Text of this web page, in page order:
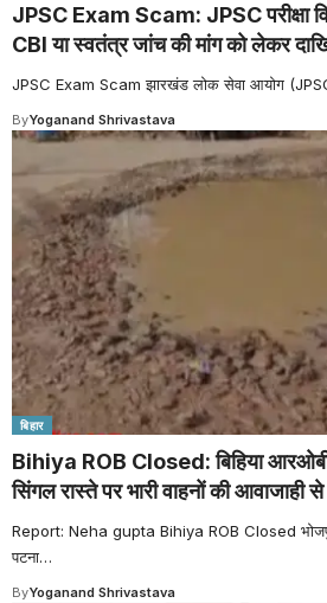
JPSC Exam Scam: JPSC परीक्षा
CBI या स्वतंत्र जांच की मांग को लेकर
JPSC Exam Scam झारखंड लोक सेवा आयोग
ByYoganand Shrivastava
बिहार
Bihiya ROB Closed: बिहिया आरओबी
सिंगल रास्ते पर भारी वाहनों की आवाजाही से
Report: Neha gupta Bihiya ROB Closed भोजपुर
पटना…
ByYoganand Shrivastava